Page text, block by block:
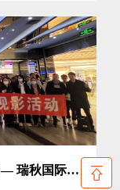
瑞秋国际物